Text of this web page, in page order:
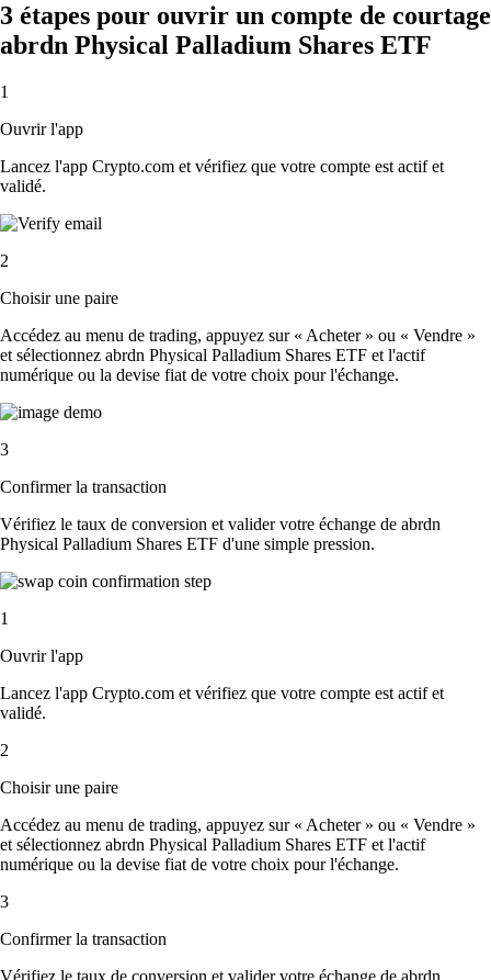
3 étapes pour ouvrir un compte de courtage
abrdn Physical Palladium Shares ETF
1
Ouvrir l'app
Lancez l'app Crypto.com et vérifiez que votre compte est actif et
validé.
2
Choisir une paire
Accédez au menu de trading, appuyez sur « Acheter » ou « Vendre »
et sélectionnez abrdn Physical Palladium Shares ETF et l'actif
numérique ou la devise fiat de votre choix pour l'échange.
3
Confirmer la transaction
Vérifiez le taux de conversion et valider votre échange de abrdn
Physical Palladium Shares ETF d'une simple pression.
1
Ouvrir l'app
Lancez l'app Crypto.com et vérifiez que votre compte est actif et
validé.
2
Choisir une paire
Accédez au menu de trading, appuyez sur « Acheter » ou « Vendre »
et sélectionnez abrdn Physical Palladium Shares ETF et l'actif
numérique ou la devise fiat de votre choix pour l'échange.
3
Confirmer la transaction
Vérifiez le taux de conversion et valider votre échange de abrdn